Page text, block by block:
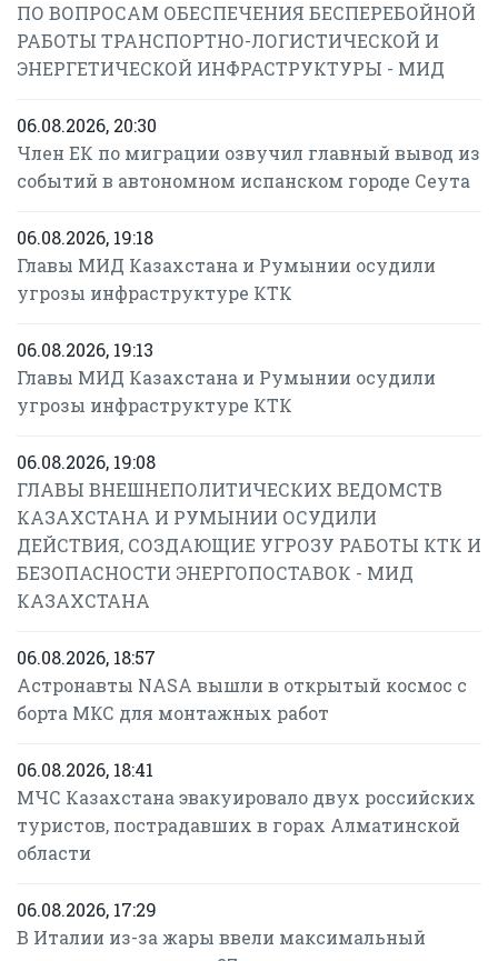
ПО ВОПРОСАМ ОБЕСПЕЧЕНИЯ БЕСПЕРЕБОЙНОЙ
РАБОТЫ ТРАНСПОРТНО-ЛОГИСТИЧЕСКОЙ И
ЭНЕРГЕТИЧЕСКОЙ ИНФРАСТРУКТУРЫ - МИД
06.08.2026, 20:30
Член ЕК по миграции озвучил главный вывод из
событий в автономном испанском городе Сеута
06.08.2026, 19:18
Главы МИД Казахстана и Румынии осудили
угрозы инфраструктуре КТК
06.08.2026, 19:13
Главы МИД Казахстана и Румынии осудили
угрозы инфраструктуре КТК
06.08.2026, 19:08
ГЛАВЫ ВНЕШНЕПОЛИТИЧЕСКИХ ВЕДОМСТВ
КАЗАХСТАНА И РУМЫНИИ ОСУДИЛИ
ДЕЙСТВИЯ, СОЗДАЮЩИЕ УГРОЗУ РАБОТЫ КТК И
БЕЗОПАСНОСТИ ЭНЕРГОПОСТАВОК - МИД
КАЗАХСТАНА
06.08.2026, 18:57
Астронавты NASA вышли в открытый космос с
борта МКС для монтажных работ
06.08.2026, 18:41
МЧС Казахстана эвакуировало двух российских
туристов, пострадавших в горах Алматинской
области
06.08.2026, 17:29
В Италии из-за жары ввели максимальный